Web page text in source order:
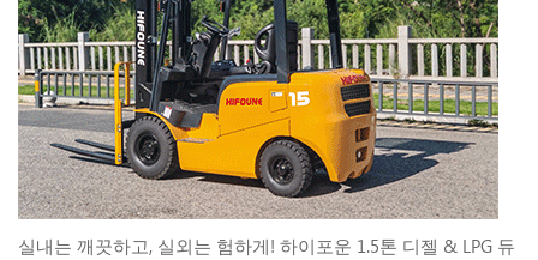
실내는 깨끗하고, 실외는 험하게! 하이포운 1.5톤 디젤 & LPG 듀